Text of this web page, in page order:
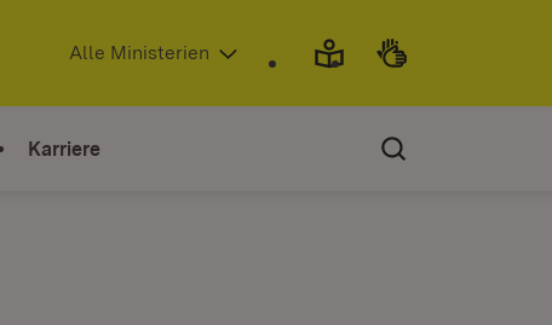
(Öffnet in neuem Fenster)
Alle Ministerien
Karriere